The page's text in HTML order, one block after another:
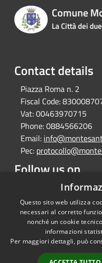
Comune
La Città dei
Contact details
Piazza Roma n. 2
Fiscal Code:
Vat:00463970715
Phone:0884566206
Email:
Pec:
Follow us on
FacebookYoutube
RSS
Accessibility
Questo sito web utilizza
necessari al corretto
nonché un cookie
informazioni
Per maggiori dettagli, può